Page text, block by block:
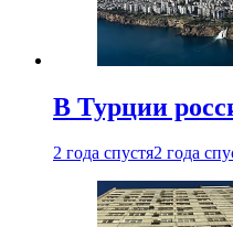
В Турции
2 года спустя2 года